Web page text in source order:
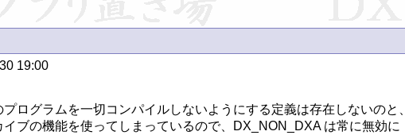
19:00
ログラムを一切コンパイルしないようにする定義は存在しないのと、
ブの機能を使ってしまっているので、DX_NON_DXA は常に無効に